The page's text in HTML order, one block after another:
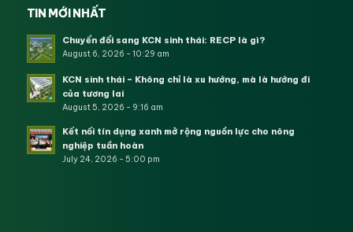
TIN MỚI NHẤT
Chuyển đổi sang KCN sinh thái: RECP là gì?
August 6, 2026 - 10:29 am
KCN sinh thái – Không chỉ là xu hướng, mà là hướng đi
của tương lai
August 5, 2026 - 9:16 am
Kết nối tín dụng xanh mở rộng nguồn lực cho nông
nghiệp tuần hoàn
July 24, 2026 - 5:00 pm